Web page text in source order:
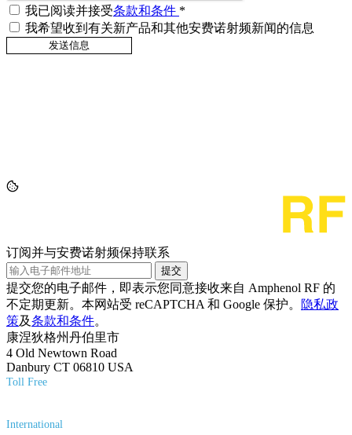
我已阅读并接受条款和条件 *
我希望收到有关新产品和其他安费诺射频新闻的信息
订阅并与安费诺射频保持联系
提交
提交您的电子邮件，即表示您同意接收来自 Amphenol RF 的
不定期更新。本网站受 reCAPTCHA 和 Google 保护。
隐私政
策及条款和条件。
康涅狄格州丹伯里市
4 Old Newtown Road
Danbury CT 06810 USA
Toll Free
International